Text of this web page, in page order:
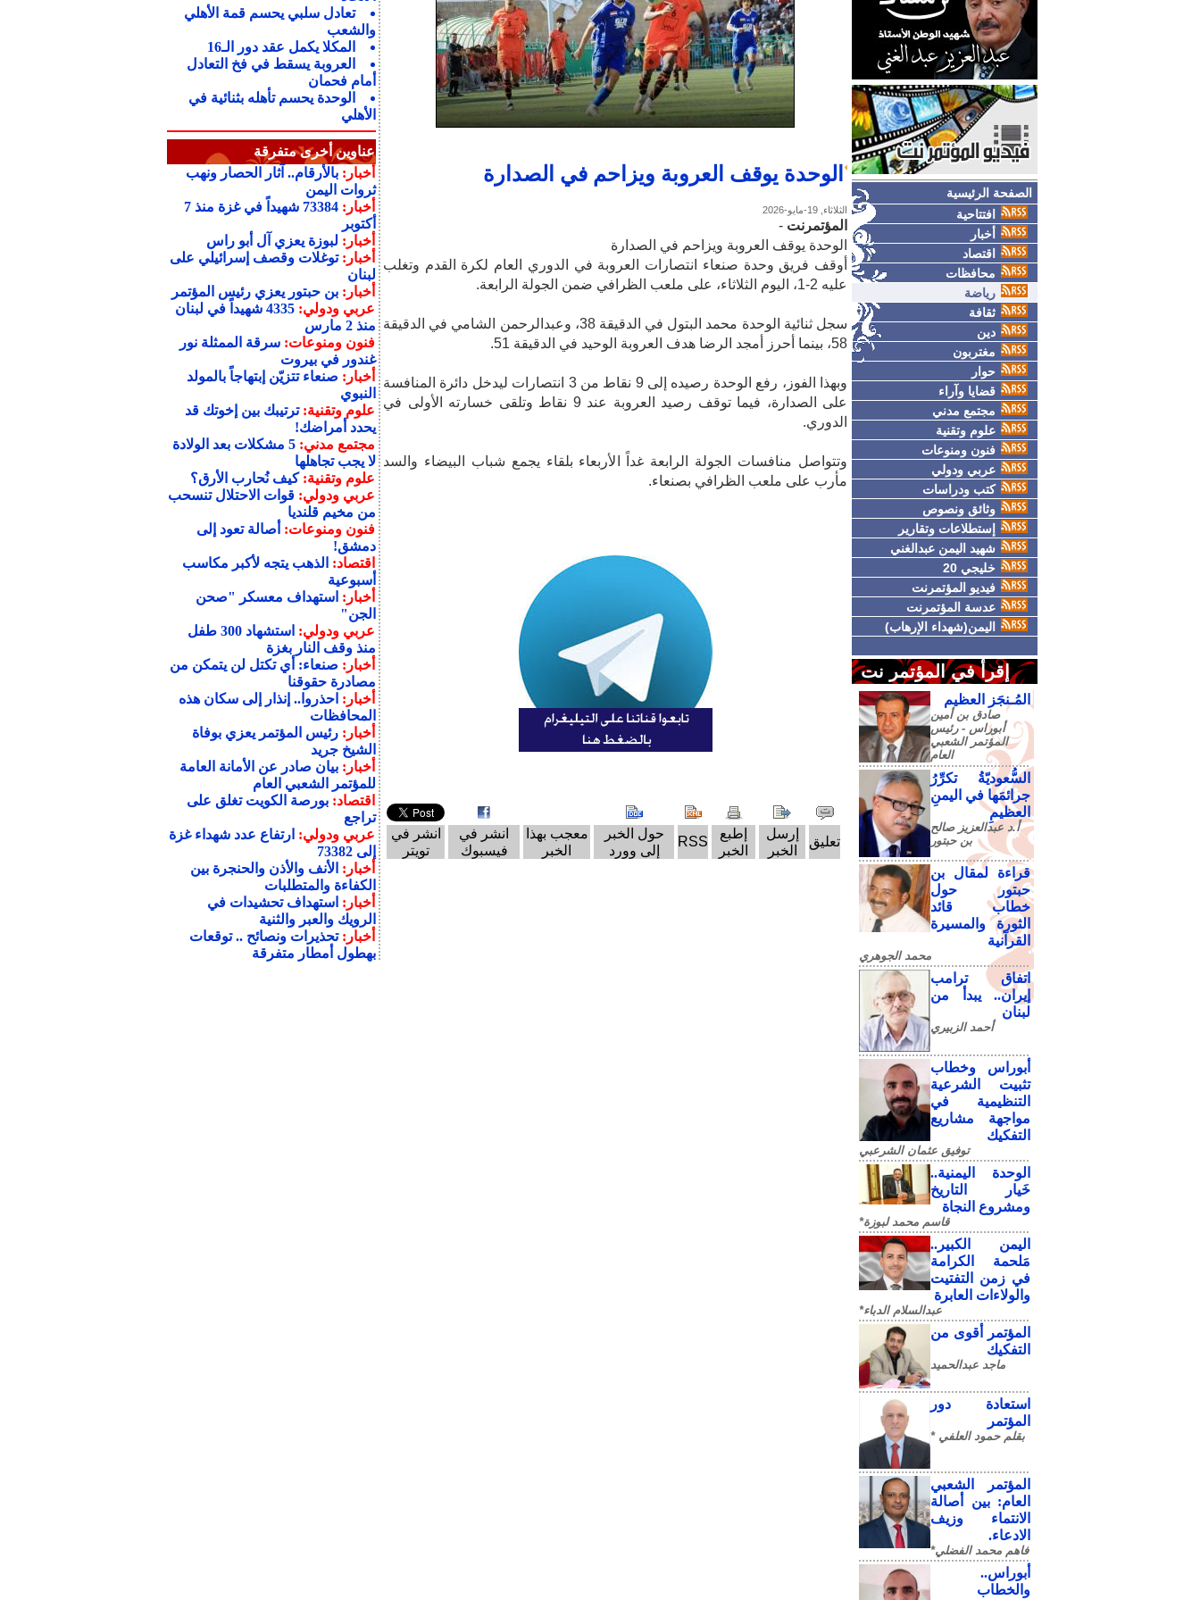
الصفحة الرئيسية
افتتاحية
أخبار
اقتصاد
محافظات
رياضة
ثقافة
دين
مغتربون
حوار
قضايا وآراء
مجتمع مدني
علوم وتقنية
فنون ومنوعات
عربي ودولي
كتب ودراسات
وثائق ونصوص
إستطلاعات وتقارير
شهيد اليمن عبدالغني
خليجي 20
فيديو المؤتمرنت
عدسة المؤتمرنت
اليمن(شهداء الإرهاب)
إقرأ في المؤتمر نت
المُـنجَز العظيم
صادق‮ ‬بن‮ ‬أمين‮
‬أبوراس - رئيس‮
‬المؤتمر‮ ‬الشعبي‮
‬العام
السُّعوديّةُ تكرِّرُ
جرائمَها في اليمنِ
العظيمِ
أ.د عبدالعزيز صالح
بن حبتور
قراءة لمقال بن
حبتور حول
خطاب قائد
الثورة والمسيرة
القرآنية
محمد الجوهري
اتفاق ترامب
إيران.. يبدأ من
لبنان
أحمد الزبيري
أبوراس وخطاب
تثبيت الشرعية
التنظيمية في
مواجهة مشاريع
التفكيك
توفيق عثمان الشرعبي
الوحدة اليمنية..
خَيار التاريخ
ومشروع النجاة
قاسم محمد لبوزة*
​اليمن الكبير..
مَلحمة الكرامة
في زمن التفتيت
والولاءات العابرة
عبدالسلام الدباء*
المؤتمر أقوى من
التفكيك
ماجد عبدالحميد
استعادة دور
المؤتمر
بقلم حمود العلفي *
المؤتمر الشعبي
العام: بين أصالة
الانتماء وزيف
الادعاء.
فاهم محمد الفضلي*
أبوراس..
والخطاب
الوحدة يوقف العروبة ويزاحم في الصدارة
الثلاثاء, 19-مايو-2026
المؤتمرنت -
الوحدة يوقف العروبة ويزاحم في الصدارة
أوقف فريق وحدة صنعاء انتصارات العروبة في الدوري العام لكرة القدم وتغلب
عليه 2-1، اليوم الثلاثاء، على ملعب الظرافي ضمن الجولة الرابعة.
سجل ثنائية الوحدة محمد البتول في الدقيقة 38، وعبدالرحمن الشامي في الدقيقة
58، بينما أحرز أمجد الرضا هدف العروبة الوحيد في الدقيقة 51.
وبهذا الفوز، رفع الوحدة رصيده إلى 9 نقاط من 3 انتصارات ليدخل دائرة المنافسة
على الصدارة، فيما توقف رصيد العروبة عند 9 نقاط وتلقى خسارته الأولى في
الدوري.
وتتواصل منافسات الجولة الرابعة غداً الأربعاء بلقاء يجمع شباب البيضاء والسد
مأرب على ملعب الظرافي بصنعاء.
تعليق
إرسل
الخبر
إطبع
الخبر
RSS
حول الخبر
إلى وورد
معجب بهذا
الخبر
انشر في
فيسبوك
انشر في
تويتر
تعادل سلبي يحسم قمة الأهلي
والشعب
المكلا يكمل عقد دور الـ16
العروبة يسقط في فخ التعادل
أمام فحمان
الوحدة يحسم تأهله بثنائية في
الأهلي
عناوين أخرى متفرقة
أخبار:بالأرقام.. آثار الحصار ونهب
ثروات اليمن
أخبار:
73384 شهيداً في غزة منذ 7
أكتوبر
أخبار: لبوزة يعزي آل أبو راس
أخبار:توغلات وقصف إسرائيلي على
لبنان
أخبار:بن حبتور يعزي رئيس المؤتمر
عربي ودولي:
4335 شهيداً في لبنان
منذ 2 مارس
فنون ومنوعات:سرقة الممثلة نور
غندور في بيروت
أخبار: صنعاء تتزيّن إبتهاجاً بالمولد
النبوي
علوم وتقنية:ترتيبك بين إخوتك قد
يحدد أمراضك!
مجتمع مدني:
5 مشكلات بعد الولادة
لا يجب تجاهلها
علوم وتقنية:كيف نُحارب الأرق؟
عربي ودولي:قوات الاحتلال تنسحب
من مخيم قلنديا
فنون ومنوعات: أصالة تعود إلى
دمشق!
اقتصاد: الذهب يتجه لأكبر مكاسب
أسبوعية
أخبار: استهداف معسكر "صحن
الجن"
عربي ودولي:
استشهاد 300 طفل
منذ وقف النار بغزة
أخبار: صنعاء: أي تكتل لن يتمكن من
مصادرة حقوقنا
أخبار: احذروا.. إنذار إلى سكان هذه
المحافظات
أخبار:رئيس المؤتمر يعزي بوفاة
الشيخ جريد
أخبار:بيان صادر عن الأمانة العامة
للمؤتمر الشعبي العام
اقتصاد:بورصة الكويت تغلق على
تراجع
عربي ودولي: ارتفاع عدد شهداء غزة
إلى 73382
أخبار: الأنف والأذن والحنجرة بين
الكفاءة والمتطلبات
أخبار: استهداف تحشيدات في
الرويك والعبر والثنية
أخبار:تحذيرات ونصائح .. توقعات
بهطول أمطار متفرقة